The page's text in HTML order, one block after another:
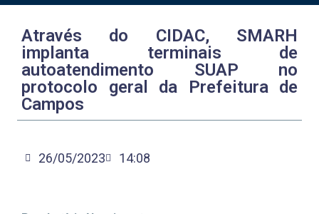
Através do CIDAC, SMARH
implanta terminais de
autoatendimento SUAP no
protocolo geral da Prefeitura de
Campos
26/05/2023 14:08